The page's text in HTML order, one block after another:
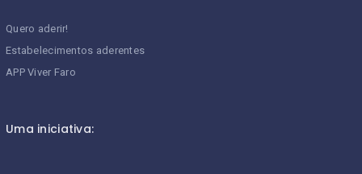
Quero aderir!
Estabelecimentos aderentes
APP Viver Faro
Uma iniciativa: